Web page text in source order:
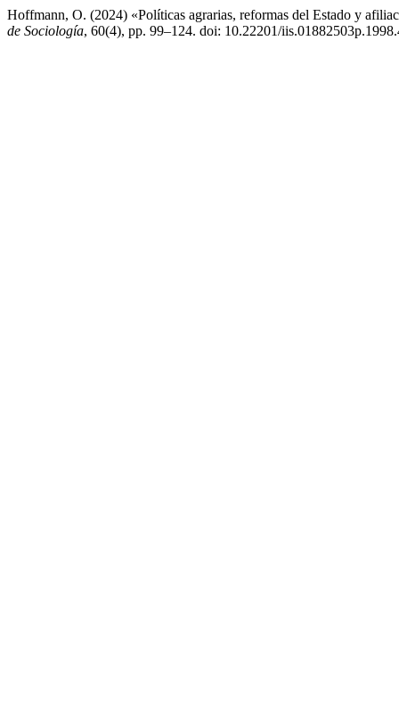
Hoffmann, O. (2024) «Políticas agrarias, reformas del Estado y
de Sociología, 60(4), pp. 99–124. doi: 10.22201/